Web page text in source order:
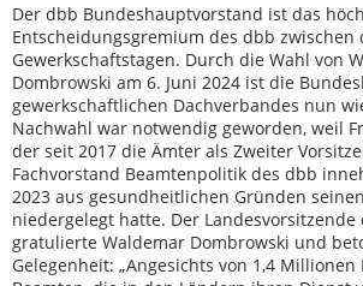
Der dbb Bundeshauptvorstand ist das
Entscheidungsgremium des dbb zwischen
Gewerkschaftstagen. Durch die Wahl von
Dombrowski am 6. Juni 2024 ist die
gewerkschaftlichen Dachverbandes nun
Nachwahl war notwendig geworden, weil
der seit 2017 die Ämter als Zweiter
Fachvorstand Beamtenpolitik des dbb
2023 aus gesundheitlichen Gründen
niedergelegt hatte. Der Landesvorsitzende
gratulierte Waldemar Dombrowski und
Gelegenheit: „Angesichts von 1,4